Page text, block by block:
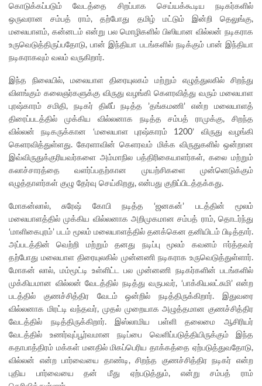
கொடுக்கப்படும் வேடத்தை சிறப்பாக செய்யக்கூடிய நடிகர்களில்
ஒருவரான சம்பத் ராம், தற்போது தமிழ் மட்டும் இன்றி தெலுங்கு,
மலையாளம், கன்னடம் என்று பல மொழிகளில் பிஸியான வில்லன் நடிகராக
உருவெடுத்திருப்பதோடு, பான் இந்தியா படங்களில் நடிக்கும் பான் இந்தியா
நடிகராகவும் வலம் வருகிறார்.
இந்த நிலையில், மலையாள திரையுலகம் மற்றும் எழுத்துலகில் சிறந்து
விளங்கும் கலைஞர்களுக்கு விருது வழங்கி கெளரவித்து வரும் மலையாள
புரஷ்காரம் சமிதி, நடிகர் திலீப் நடித்த ’தங்கமணி’ என்ற மலையாளத்
திரைப்படத்தில் முக்கிய வில்லனாக நடித்த சம்பத் ராமுக்கு, சிறந்த
வில்லன் நடிகருக்கான ‘மலையாள புரஷ்காரம் 1200’ விருது வழங்கி
கெளரவித்துள்ளது. கேரளாவின் கெளரவம் மிக்க விருதுகளில் ஒன்றான
இவ்விருதுக்குரியவர்களை அம்மாநில பத்திரிகையாளர்கள், கலை மற்றும்
கலாச்சாரத்தை வளர்ப்பதற்கான முயற்சிகளை முன்னெடுக்கும்
எழுத்தாளர்கள் குழு தேர்வு செய்கிறது, என்பது குறிப்பிடத்தக்கது.
மோகன்லால், சுரேஷ் கோபி நடித்த ‘ஜனகன்’ படத்தின் மூலம்
மலையாளத்தில் முக்கிய வில்லனாக அறிமுகமான சம்பத் ராம், தொடர்ந்து
‘மாளிகைபுரம்’ படம் மூலம் மலையாளத்தில் தனக்கென தனியிடம் பிடித்தார்.
அப்படத்தின் வெற்றி மற்றும் தனது நடிப்பு மூலம் கவனம் ஈர்த்தவர்
தற்போது மலையாள திரையுலகில் முன்னணி நடிகராக உருவெடுத்துள்ளார்.
மோகன் லால், மம்மூட்டி உள்ளிட்ட பல முன்னணி நடிகர்களின் படங்களில்
முக்கியமான வில்லன் வேடத்தில் நடித்து வருபவர், ‘பாக்கியலட்சுமி’ என்ற
படத்தில் குணச்சித்திர வேடம் ஒன்றில் நடித்திருக்கிறார். இதுவரை
வில்லனாக மிரட்டி வந்தவர், முதல் முறையாக அழுத்தமான குணச்சித்திர
வேடத்தில் நடித்திருக்கிறார். இஸ்லாமிய பள்ளி தலைமை ஆசிரியர்
வேடத்தில் உணர்வுப்பூர்வமான நடிப்பை வெளிப்படுத்தியிருக்கும் இந்த
கதாபாத்திரம் மக்கள் மனதில் மிகப்பெரிய தாக்கத்தை ஏற்படுத்துவதோடு,
வில்லன் என்ற பார்வையை தாண்டி, சிறந்த குணச்சித்திர நடிகர் என்ற
புதிய பார்வையை தன் மீது ஏற்படுத்தும், என்று சம்பத் ராம்